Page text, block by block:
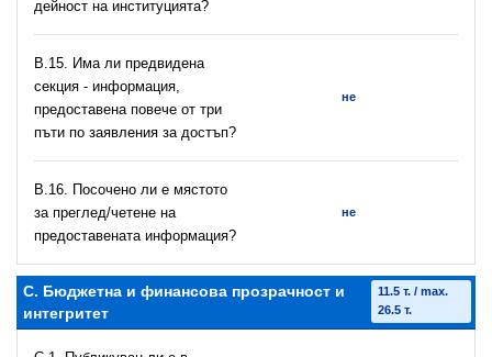
дейност на институцията?
В.15. Има ли предвидена
секция - информация,
предоставена повече от три
пъти по заявления за достъп?
не
В.16. Посочено ли е мястото
за преглед/четене на
предоставената информация?
не
C. Бюджетна и финансова прозрачност и
интегритет
11.5 т. / max.
26.5 т.